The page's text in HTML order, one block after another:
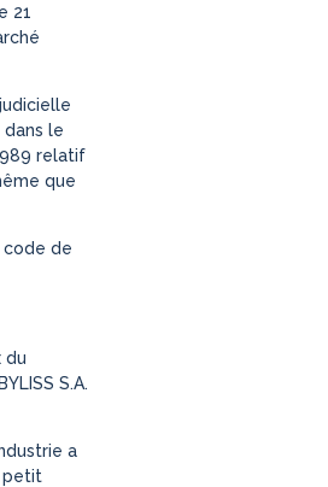
21
le
relatif
que
code de
du
S.A.
a
petit